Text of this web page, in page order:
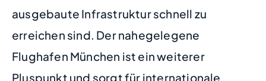
ausgebaute Infrastruktur schnell zu
erreichen sind. Der nahegelegene
Flughafen München ist ein weiterer
Pluspunkt und sorgt für internationale